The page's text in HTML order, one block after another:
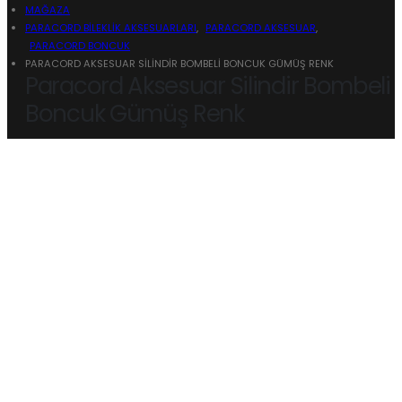
MAĞAZA
PARACORD BİLEKLİK AKSESUARLARI, PARACORD AKSESUAR,
PARACORD BONCUK
PARACORD AKSESUAR SILINDIR BOMBELI BONCUK GÜMÜŞ RENK